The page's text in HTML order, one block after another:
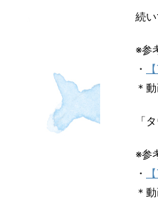
続
※参
・
＊
「
※参
・
＊